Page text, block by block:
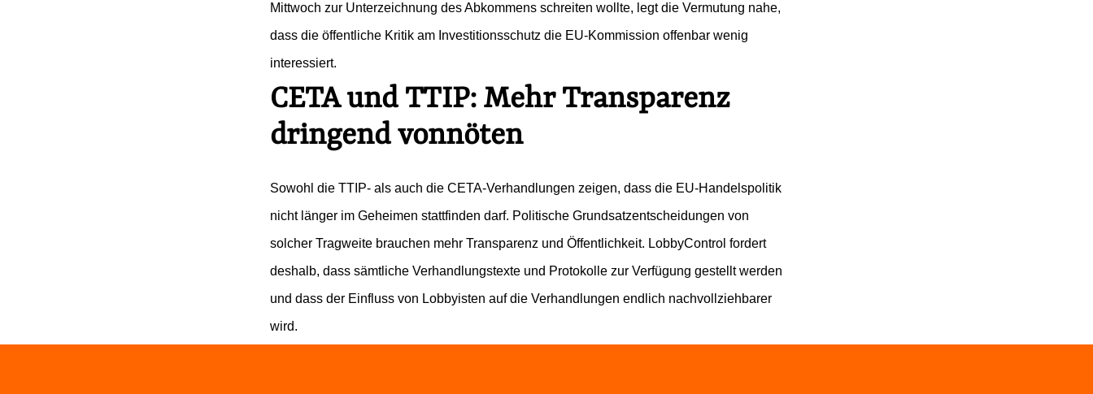
Mittwoch zur Unterzeichnung des Abkommens schreiten wollte, legt die Vermutung nahe,
dass die öffentliche Kritik am Investitionsschutz die EU-Kommission offenbar wenig
interessiert.
CETA und TTIP: Mehr Transparenz
dringend vonnöten
Sowohl die TTIP- als auch die CETA-Verhandlungen zeigen, dass die EU-Handelspolitik
nicht länger im Geheimen stattfinden darf. Politische Grundsatzentscheidungen von
solcher Tragweite brauchen mehr Transparenz und Öffentlichkeit. LobbyControl fordert
deshalb, dass sämtliche Verhandlungstexte und Protokolle zur Verfügung gestellt werden
und dass der Einfluss von Lobbyisten auf die Verhandlungen endlich nachvollziehbarer
wird.